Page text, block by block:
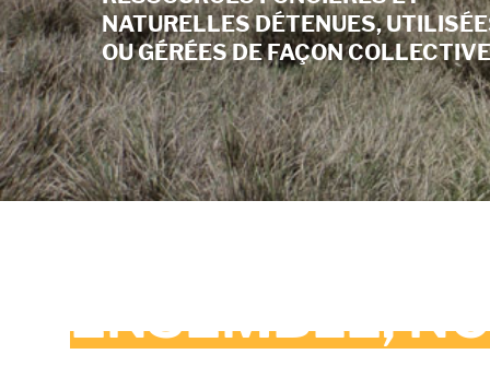
NATURELLES DÉTENUES,
OU GÉRÉES DE FAÇON
ENSEMBLE,